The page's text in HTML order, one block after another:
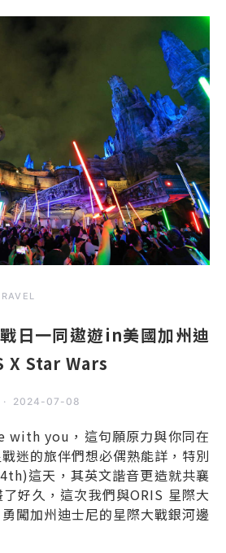
日一同遨遊in美國加州迪
X Star Wars
2024-07-08
you，這句願原力與你同在
迷的旅伴們想必偶熟能詳，特別
這天，其英文諧音更造就共襄
好久，這次我們與ORIS 星際大
闖加州迪士尼的星際大戰銀河邊